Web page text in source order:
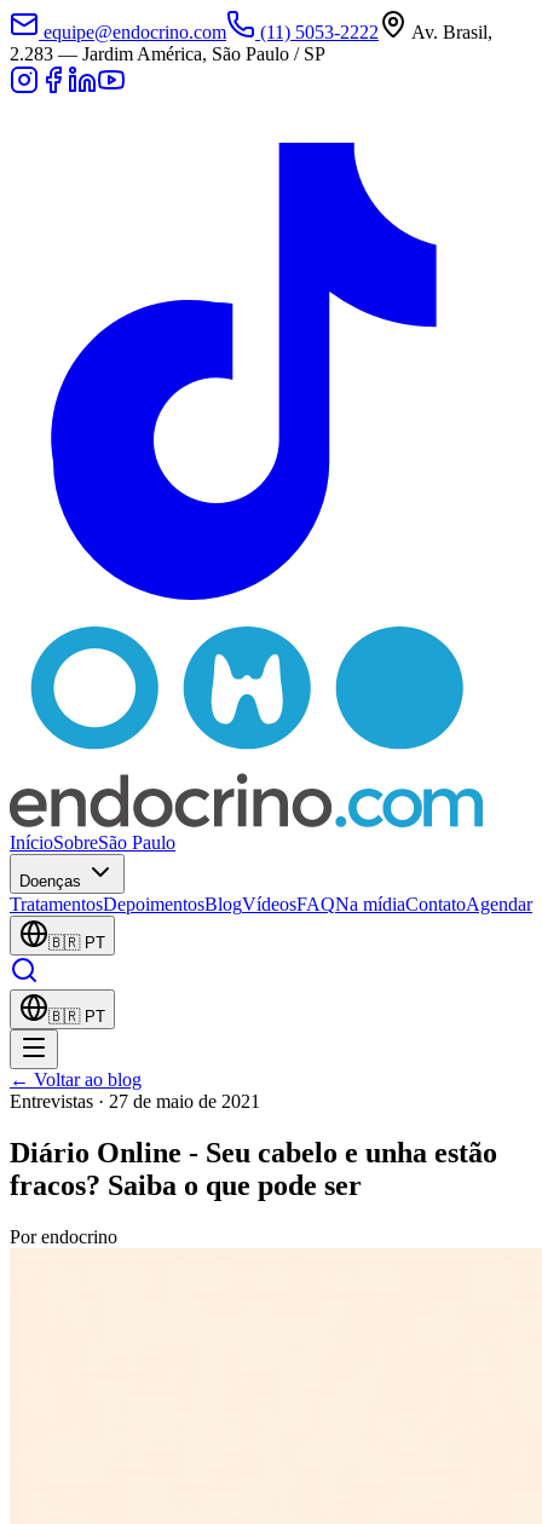
equipe@endocrino.com (11) 5053-2222
Av. Brasil,
2.283 — Jardim América, São Paulo / SP
InícioSobreSão Paulo
Doenças
TratamentosDepoimentosBlogVídeosFAQNa mídiaContatoAgendar
🇧🇷 PT
🇧🇷 PT
← Voltar ao blog
Entrevistas · 27 de maio de 2021
Diário Online - Seu cabelo e unha estão
fracos? Saiba o que pode ser
Porendocrino